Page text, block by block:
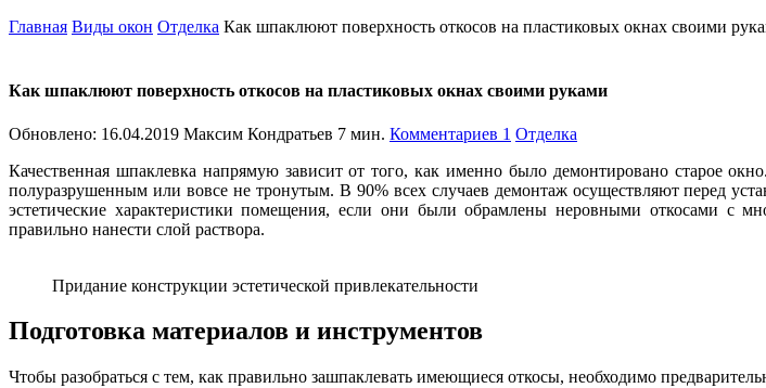
Главная Виды окон Отделка Как шпаклюют поверхность откосов на пластиковых окнах своими
Как шпаклюют поверхность откосов на пластиковых окнах своими руками
Обновлено: 16.04.2019 Максим Кондратьев 7 мин. Комментариев 1 Отделка
Качественная шпаклевка напрямую зависит от того, как именно было демонтировано старое
полуразрушенным или вовсе не тронутым. В 90% всех случаев демонтаж осуществляют перед
эстетические характеристики помещения, если они были обрамлены неровными откосами с
правильно нанести слой раствора.
Придание конструкции эстетической привлекательности
Подготовка материалов и инструментов
Чтобы разобраться с тем, как правильно зашпаклевать имеющиеся откосы, необходимо